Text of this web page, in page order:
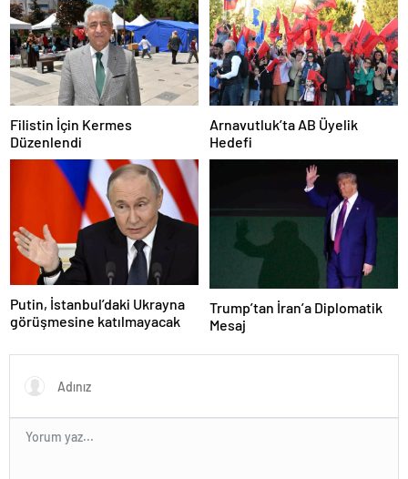
Filistin İçin Kermes
Düzenlendi
Arnavutluk’ta AB Üyelik
Hedefi
Putin, İstanbul’daki Ukrayna
görüşmesine katılmayacak
Trump’tan İran’a Diplomatik
Mesaj